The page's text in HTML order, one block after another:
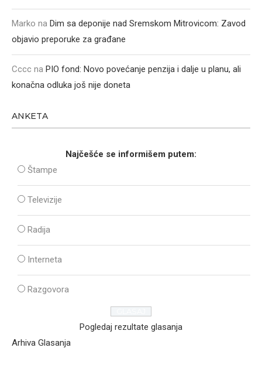
Marko na Dim sa deponije nad Sremskom Mitrovicom: Zavod
objavio preporuke za građane
Cccc na PIO fond: Novo povećanje penzija i dalje u planu, ali
konačna odluka još nije doneta
ANKETA
Najčešće se informišem putem:
Štampe
Televizije
Radija
Interneta
Razgovora
Pogledaj rezultate glasanja
Arhiva Glasanja